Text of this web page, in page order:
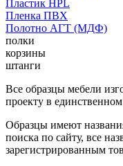
Пластик HPL
Пленка ПВХ
Полотно АГТ (МДФ)
полки
корзины
штанги
Все образцы мебели
проекту в
Образцы имеют
поиска по сайту, все
зарегистрированным